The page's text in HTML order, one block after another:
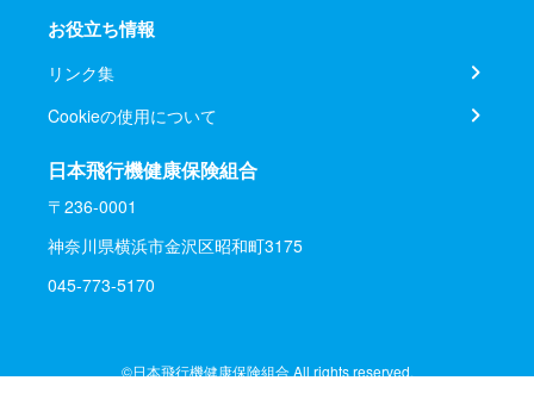
お役立ち情報
リンク集
Cookieの使用について
日本飛行機健康保険組合
〒236-0001
神奈川県横浜市金沢区昭和町3175
045-773-5170
©日本飛行機健康保険組合 All rights reserved.